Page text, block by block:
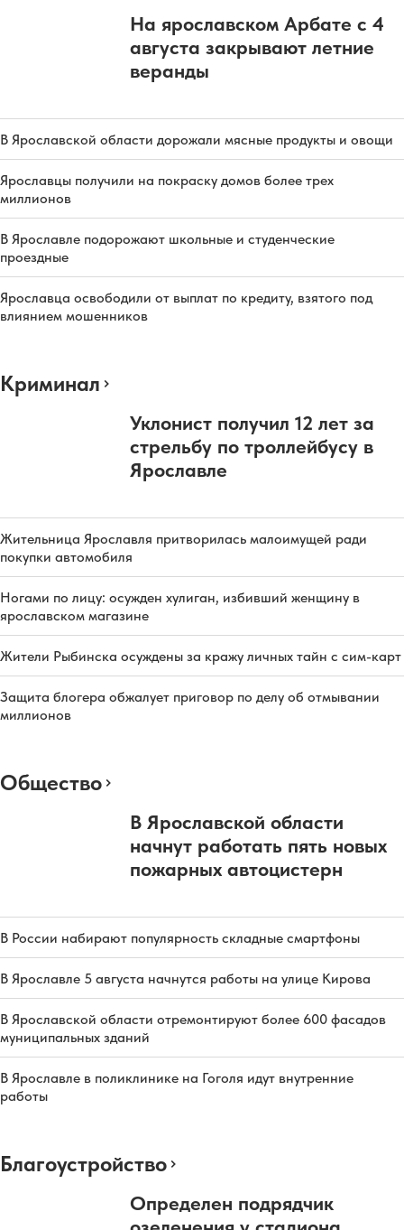
На ярославском Арбате с 4
августа закрывают летние
веранды
В Ярославской области дорожали мясные продукты и овощи
Ярославцы получили на покраску домов более трех
миллионов
В Ярославле подорожают школьные и студенческие
проездные
Ярославца освободили от выплат по кредиту, взятого под
влиянием мошенников
Криминал
Уклонист получил 12 лет за
стрельбу по троллейбусу в
Ярославле
Жительница Ярославля притворилась малоимущей ради
покупки автомобиля
Ногами по лицу: осужден хулиган, избивший женщину в
ярославском магазине
Жители Рыбинска осуждены за кражу личных тайн с сим-карт
Защита блогера обжалует приговор по делу об отмывании
миллионов
Общество
В Ярославской области
начнут работать пять новых
пожарных автоцистерн
В России набирают популярность складные смартфоны
В Ярославле 5 августа начнутся работы на улице Кирова
В Ярославской области отремонтируют более 600 фасадов
муниципальных зданий
В Ярославле в поликлинике на Гоголя идут внутренние
работы
Благоустройство
Определен подрядчик